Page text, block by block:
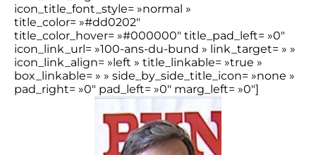
icon_title_font_style= »normal »
title_color= »#dd0202″
title_color_hover= »#000000″ title_pad_left= »0″
icon_link_url= »100-ans-du-bund » link_target= » »
icon_link_align= »left » title_linkable= »true »
box_linkable= » » side_by_side_title_icon= »none »
pad_right= »0″ pad_left= »0″ marg_left= »0″]